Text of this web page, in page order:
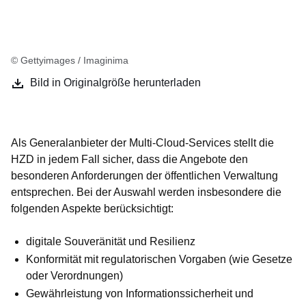
© Gettyimages / Imaginima
Bild in Originalgröße herunterladen
Als Generalanbieter der Multi-Cloud-Services stellt die
HZD in jedem Fall sicher, dass die Angebote den
besonderen Anforderungen der öffentlichen Verwaltung
entsprechen. Bei der Auswahl werden insbesondere die
folgenden Aspekte berücksichtigt:
digitale Souveränität und Resilienz
Konformität mit regulatorischen Vorgaben (wie Gesetze
oder Verordnungen)
Gewährleistung von Informationssicherheit und